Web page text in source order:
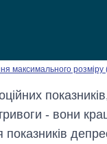
максимального розміру
- вони